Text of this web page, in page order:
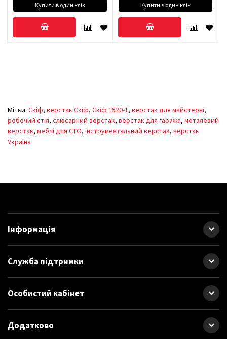
Купити в один клік Купити в один клік
Мітки: Скіф, верстак Скіф, Скіф 1520-1, верстак для майстерні,
робочий стіл, слюсарний верстак, верстак для гаража, металевий
верстак, меблі для СТО, інструментальний верстак, верстак
Україна
Інформація
Служба підтримки
Особистий кабінет
Додатково